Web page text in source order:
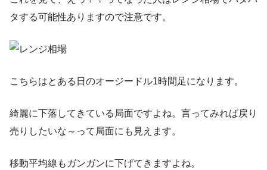
タする可能性ありますので注意です。
こちらはとある日のオージードル1時間足になります。
綺麗に下落してきている局面ですよね。言ってみれば戻り
売りしたいな～って局面にも見えます。
移動平均線もガンガンに下げてきますよね。